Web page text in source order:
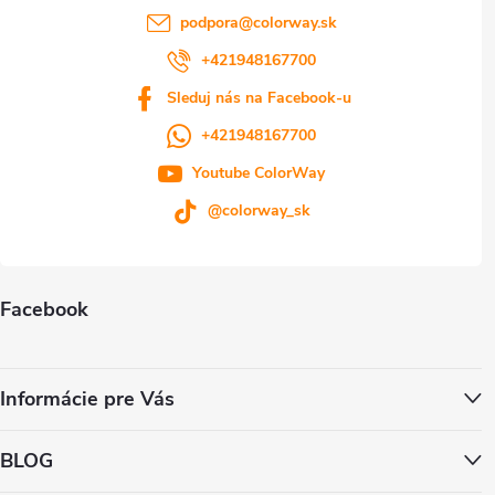
Facebook
Informácie pre Vás
BLOG
podpora@colorway.sk
+421948167700
Sleduj nás na Facebook-u
+421948167700
Youtube ColorWay
@colorway_sk